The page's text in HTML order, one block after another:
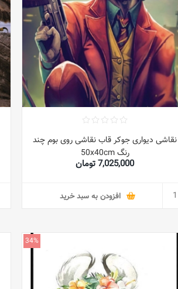
نقاشی دیواری جوکر قاب نقاشی روی بوم چند
رنگ 50x40cm
7,025,000 تومان
افزودن به سبد خرید
34%